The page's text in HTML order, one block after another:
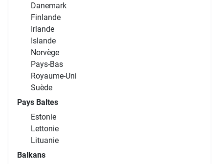
Danemark
Finlande
Irlande
Islande
Norvège
Pays-Bas
Royaume-Uni
Suède
Pays Baltes
Estonie
Lettonie
Lituanie
Balkans